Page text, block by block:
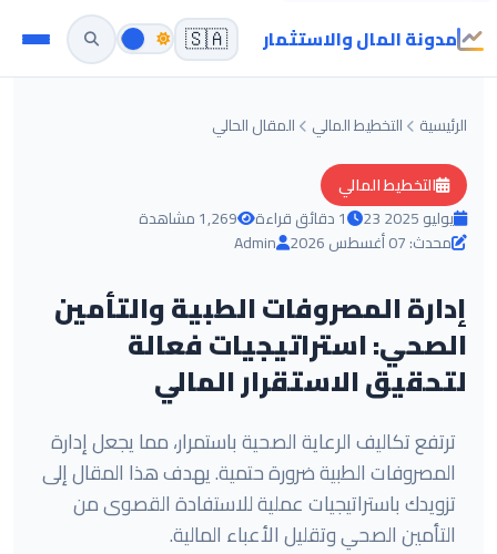
مدونة المال والاستثمار 🇸🇦
الرئيسية التخطيط المالي المقال الحالي
التخطيط المالي
23 يوليو 2025
1 دقائق قراءة
1,269 مشاهدة
محدث: 07 أغسطس 2026
Admin
إدارة المصروفات الطبية والتأمين
الصحي: استراتيجيات فعالة
لتحقيق الاستقرار المالي
ترتفع تكاليف الرعاية الصحية باستمرار، مما يجعل إدارة
المصروفات الطبية ضرورة حتمية. يهدف هذا المقال إلى
تزويدك باستراتيجيات عملية للاستفادة القصوى من
التأمين الصحي وتقليل الأعباء المالية.